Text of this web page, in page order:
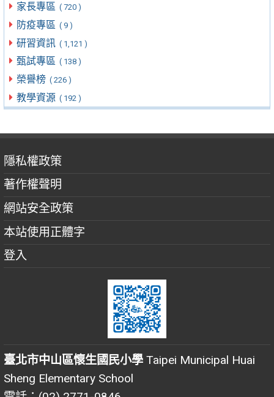
家長專區 ( 720 )
防疫專區 ( 9 )
研習資訊 ( 1,121 )
甄試專區 ( 138 )
榮譽榜 ( 226 )
教學資源 ( 192 )
隱私權政策
著作權聲明
網站安全政策
本站使用正體字
登入
臺北市中山區懷生國民小學 Taipei Municipal Huai
Sheng Elementary School